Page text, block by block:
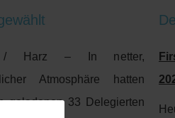
/ Harz – In netter,
Atmosphäre hatten
geladenen 33 Delegierten